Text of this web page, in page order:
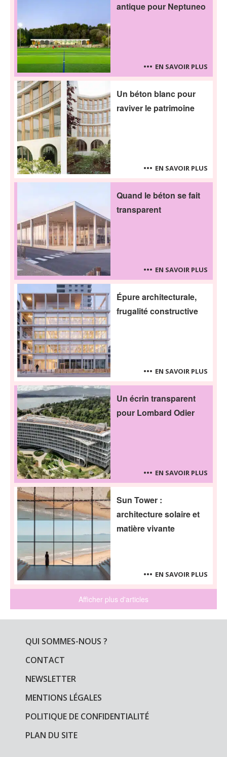
antique pour Neptuneo
EN SAVOIR PLUS
Un béton blanc pour
raviver le patrimoine
EN SAVOIR PLUS
Quand le béton se fait
transparent
EN SAVOIR PLUS
Épure architecturale,
frugalité constructive
EN SAVOIR PLUS
Un écrin transparent
pour Lombard Odier
EN SAVOIR PLUS
Sun Tower :
architecture solaire et
matière vivante
EN SAVOIR PLUS
Afficher plus d'articles
QUI SOMMES-NOUS ?
CONTACT
NEWSLETTER
MENTIONS LÉGALES
POLITIQUE DE CONFIDENTIALITÉ
PLAN DU SITE